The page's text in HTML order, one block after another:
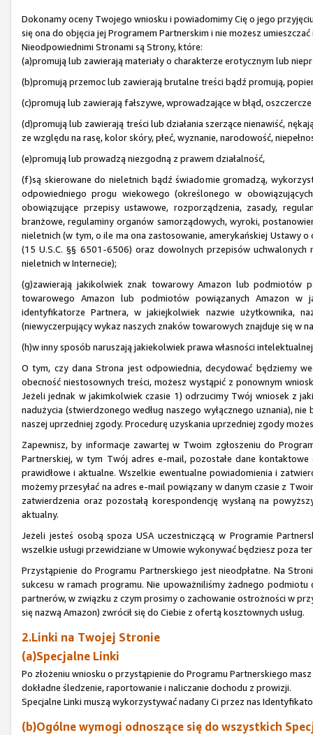
Dokonamy oceny Twojego wniosku i powiadomimy Cię o jego
się ona do objęcia jej Programem Partnerskim i nie możesz
Nieodpowiednimi Stronami są Strony, które:
(a)promują lub zawierają materiały o charakterze erotycznym lub
(b)promują przemoc lub zawierają brutalne treści bądź promują,
(c)promują lub zawierają fałszywe, wprowadzające w błąd,
(d)promują lub zawierają treści lub działania szerzące nienawiść,
ze względu na rasę, kolor skóry, płeć, wyznanie, narodowość,
(e)promują lub prowadzą niezgodną z prawem działalność,
(f)są skierowane do nieletnich bądź świadomie gromadzą,
odpowiedniego progu wiekowego (określonego w
obowiązujące przepisy ustawowe, rozporządzenia, zasady,
branżowe, regulaminy organów samorządowych, wyroki,
nieletnich (w tym, o ile ma ona zastosowanie, amerykańskiej Ustawy
(15 U.S.C. §§ 6501-6506) oraz dowolnych przepisów
nieletnich w Internecie);
(g)zawierają jakikolwiek znak towarowy Amazon lub podmiotów
towarowego Amazon lub podmiotów powiązanych Amazon w
identyfikatorze Partnera, w jakiejkolwiek nazwie użytkownika,
(niewyczerpujący wykaz naszych znaków towarowych znajduje się w
(h)w inny sposób naruszają jakiekolwiek prawa własności
O tym, czy dana Strona jest odpowiednia, decydować będziemy
obecność niestosownych treści, możesz wystąpić z ponownym
Jeżeli jednak w jakimkolwiek czasie 1) odrzucimy Twój wniosek z
nadużycia (stwierdzonego według naszego wyłącznego uznania),
naszej uprzedniej zgody. Procedurę uzyskania uprzedniej zgody
Zapewnisz, by informacje zawartej w Twoim zgłoszeniu do
Partnerskiej, w tym Twój adres e-mail, pozostałe dane
prawidłowe i aktualne. Wszelkie ewentualne powiadomienia i
możemy przesyłać na adres e-mail powiązany w danym czasie z
zatwierdzenia oraz pozostałą korespondencję wysłaną na
aktualny.
Jeżeli jesteś osobą spoza USA uczestniczącą w Programie
wszelkie usługi przewidziane w Umowie wykonywać będziesz poza
Przystąpienie do Programu Partnerskiego jest nieodpłatne. Na
sukcesu w ramach programu. Nie upoważniliśmy żadnego
partnerów, w związku z czym prosimy o zachowanie ostrożności w
się nazwą Amazon) zwrócił się do Ciebie z ofertą kosztownych usług.
2.Linki na Twojej Stronie
(a)Specjalne Linki
Po złożeniu wniosku o przystąpienie do Programu Partnerskiego
dokładne śledzenie, raportowanie i naliczanie dochodu z prowizji.
Specjalne Linki muszą wykorzystywać nadany Ci przez nas
(b)Ogólne wymogi odnoszące się do wszystkich